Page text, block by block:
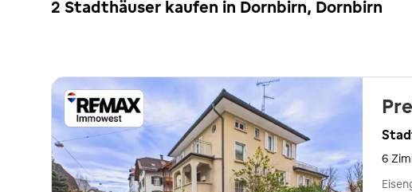
2 Stadthäuser kaufen in Dornbirn, Dornbirn
6